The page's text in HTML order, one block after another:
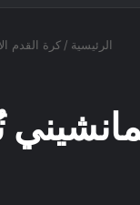
الرئيسية / كرة القدم